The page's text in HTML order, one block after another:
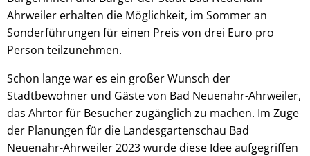
Ahrweiler erhalten die Möglichkeit, im Sommer an
Sonderführungen für einen Preis von drei Euro pro
Person teilzunehmen.
Schon lange war es ein großer Wunsch der
Stadtbewohner und Gäste von Bad Neuenahr-Ahrweiler,
das Ahrtor für Besucher zugänglich zu machen. Im Zuge
der Planungen für die Landesgartenschau Bad
Neuenahr-Ahrweiler 2023 wurde diese Idee aufgegriffen